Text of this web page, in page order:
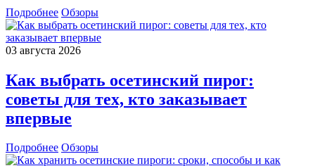
Подробнее Обзоры
03 августа 2026
Как выбрать осетинский пирог:
советы для тех, кто заказывает
впервые
Подробнее Обзоры